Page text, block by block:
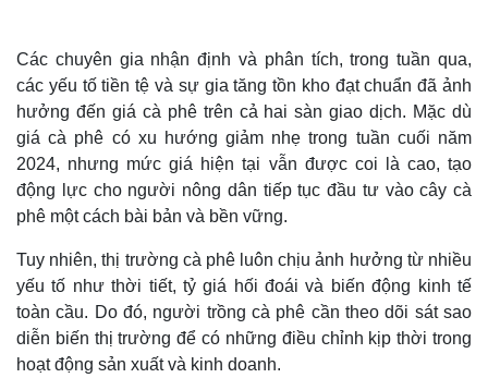
Các chuyên gia nhận định và phân tích, trong tuần qua,
các yếu tố tiền tệ và sự gia tăng tồn kho đạt chuẩn đã ảnh
hưởng đến giá cà phê trên cả hai sàn giao dịch. Mặc dù
giá cà phê có xu hướng giảm nhẹ trong tuần cuối năm
2024, nhưng mức giá hiện tại vẫn được coi là cao, tạo
động lực cho người nông dân tiếp tục đầu tư vào cây cà
phê một cách bài bản và bền vững.
Tuy nhiên, thị trường cà phê luôn chịu ảnh hưởng từ nhiều
yếu tố như thời tiết, tỷ giá hối đoái và biến động kinh tế
toàn cầu. Do đó, người trồng cà phê cần theo dõi sát sao
diễn biến thị trường để có những điều chỉnh kịp thời trong
hoạt động sản xuất và kinh doanh.